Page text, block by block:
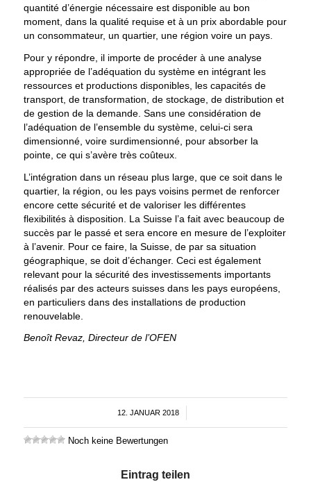
quantité d’énergie nécessaire est disponible au bon
moment, dans la qualité requise et à un prix abordable pour
un consommateur, un quartier, une région voire un pays.
Pour y répondre, il importe de procéder à une analyse
appropriée de l’adéquation du système en intégrant les
ressources et productions disponibles, les capacités de
transport, de transformation, de stockage, de distribution et
de gestion de la demande. Sans une considération de
l’adéquation de l’ensemble du système, celui-ci sera
dimensionné, voire surdimensionné, pour absorber la
pointe, ce qui s’avère très coûteux.
L’intégration dans un réseau plus large, que ce soit dans le
quartier, la région, ou les pays voisins permet de renforcer
encore cette sécurité et de valoriser les différentes
flexibilités à disposition. La Suisse l’a fait avec beaucoup de
succès par le passé et sera encore en mesure de l’exploiter
à l’avenir. Pour ce faire, la Suisse, de par sa situation
géographique, se doit d’échanger. Ceci est également
relevant pour la sécurité des investissements importants
réalisés par des acteurs suisses dans les pays européens,
en particuliers dans des installations de production
renouvelable.
Benoît Revaz, Directeur de l’OFEN
12. JANUAR 2018
/
Noch keine Bewertungen
Eintrag teilen